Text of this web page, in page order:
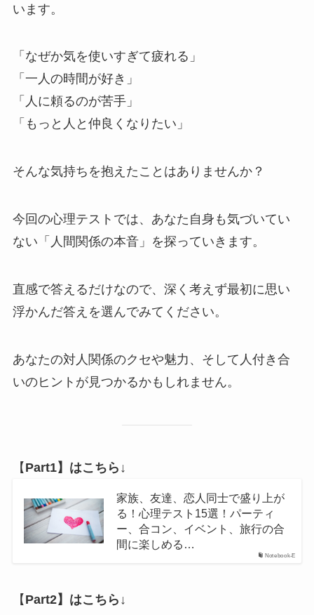
います。
「なぜか気を使いすぎて疲れる」
「一人の時間が好き」
「人に頼るのが苦手」
「もっと人と仲良くなりたい」
そんな気持ちを抱えたことはありませんか？
今回の心理テストでは、あなた自身も気づいてい
ない「人間関係の本音」を探っていきます。
直感で答えるだけなので、深く考えず最初に思い
浮かんだ答えを選んでみてください。
あなたの対人関係のクセや魅力、そして人付き合
いのヒントが見つかるかもしれません。
【 Part1】はこちら↓
Notebook-E
家族、友達、恋人同士で盛り上が
る！心理テスト15選！パーティ
ー、合コン、イベント、旅行の合
間に楽しめる…
【 Part2】はこちら↓